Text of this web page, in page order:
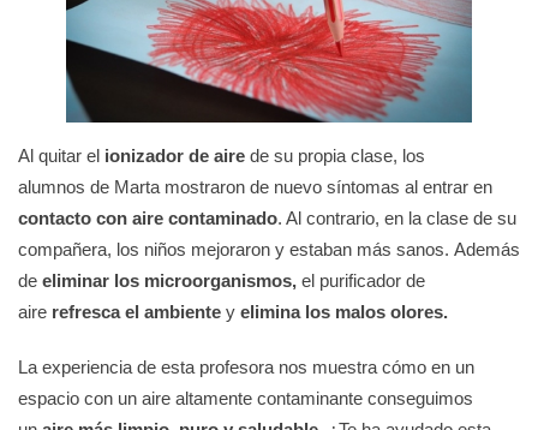
Al quitar el ionizador de aire de su propia clase, los
alumnos de Marta mostraron de nuevo síntomas al entrar en
contacto con aire contaminado. Al contrario, en la clase de su
compañera, los niños mejoraron y estaban más sanos. Además
de eliminar los microorganismos, el purificador de
aire refresca el ambiente y elimina los malos olores.
La experiencia de esta profesora nos muestra cómo en un
espacio con un aire altamente contaminante conseguimos